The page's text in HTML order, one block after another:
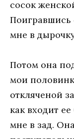
сосок
Поигравшись
мне в
Потом она
мои
откляченой
как входит
мне в зад.